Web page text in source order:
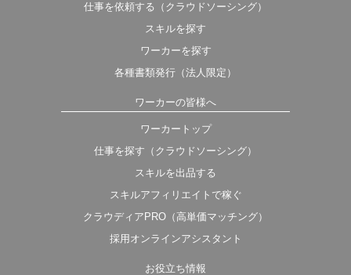
仕事を依頼する（クラウドソーシング）
スキルを探す
ワーカーを探す
各種書類発行（法人限定）
ワーカーの皆様へ
ワーカートップ
仕事を探す（クラウドソーシング）
スキルを出品する
スキルアフィリエイトで稼ぐ
クラウディアPRO（高単価マッチング）
採用オンラインアシスタント
お役立ち情報